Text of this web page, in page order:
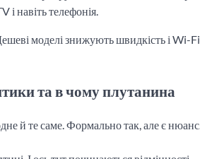
і навіть телефонія.
моделі знижують швидкість і
та в чому плутанина
й те саме. Формально так, але є